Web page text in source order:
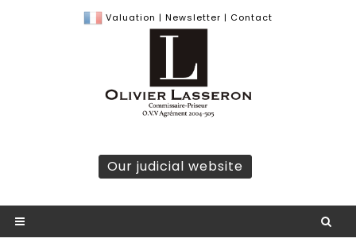
Valuation | Newsletter | Contact
Our judicial website